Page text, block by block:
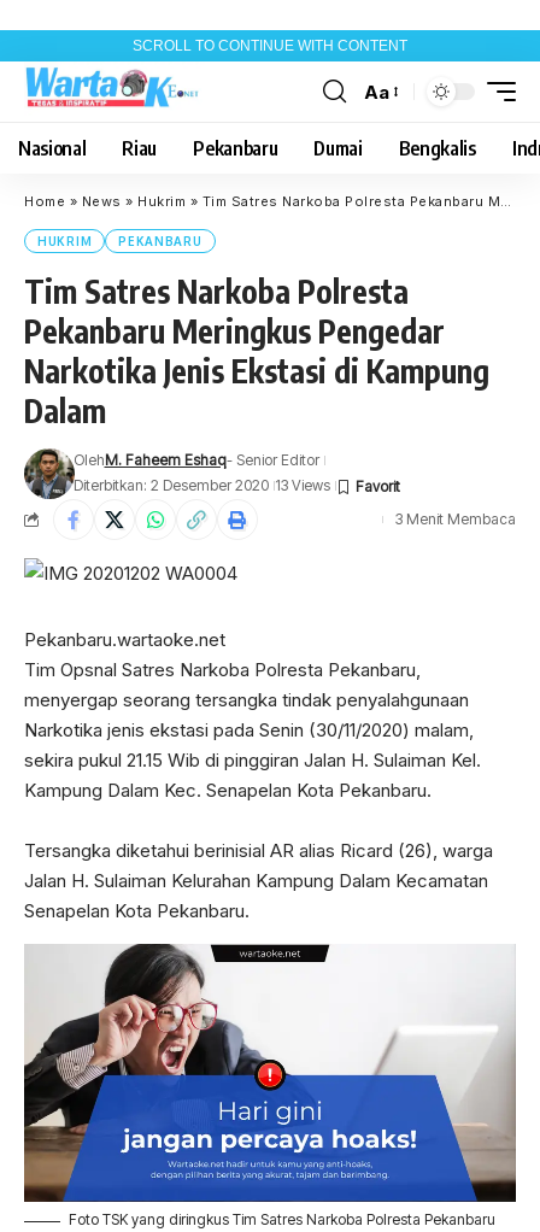
SCROLL TO CONTINUE WITH CONTENT
Font
Aa
Nasional Riau Pekanbaru Dumai Bengkalis
Home » News » Hukrim » Tim Satres Narkoba Polresta Pekanbaru Meringkus Pengedar Narkotika Jenis Ekstasi di Kampung Dalam
HUKRIM PEKANBARU
Tim Satres Narkoba Polresta
Pekanbaru Meringkus Pengedar
Narkotika Jenis Ekstasi di Kampung
Dalam
OlehM. Faheem Eshaq- Senior Editor
Diterbitkan: 2 Desember 2020 13 Views
3 Menit Membaca
Pekanbaru.wartaoke.net
Tim Opsnal Satres Narkoba Polresta Pekanbaru,
menyergap seorang tersangka tindak penyalahgunaan
Narkotika jenis ekstasi pada Senin (30/11/2020) malam,
sekira pukul 21.15 Wib di pinggiran Jalan H. Sulaiman Kel.
Kampung Dalam Kec. Senapelan Kota Pekanbaru.
Tersangka diketahui berinisial AR alias Ricard (26), warga
Jalan H. Sulaiman Kelurahan Kampung Dalam Kecamatan
Senapelan Kota Pekanbaru.
Foto TSK yang diringkus Tim Satres Narkoba Polresta Pekanbaru